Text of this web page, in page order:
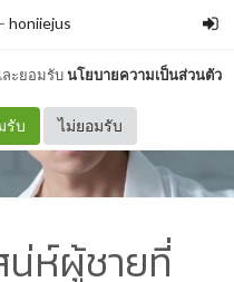
ละยอมรับนโยบายความเป็นส่วนตัว
รับ ไม่ยอมรับ
honiiejus
น่ห์ผู้ชายที่